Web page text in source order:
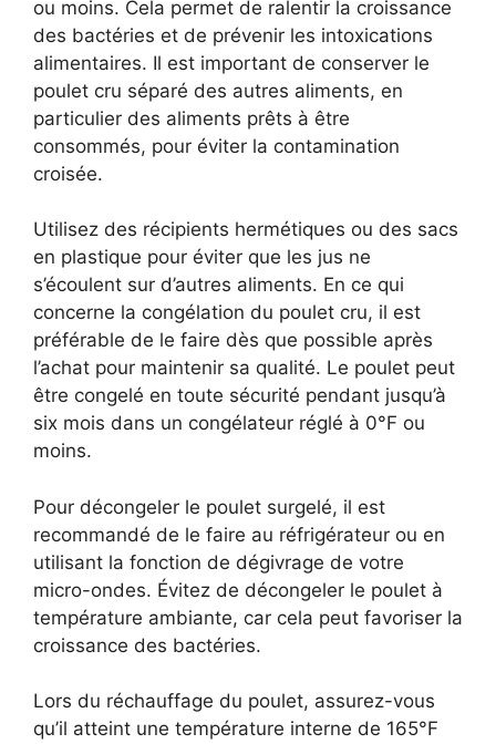
ou moins. Cela permet de ralentir la croissance
des bactéries et de prévenir les intoxications
alimentaires. Il est important de conserver le
poulet cru séparé des autres aliments, en
particulier des aliments prêts à être
consommés, pour éviter la contamination
croisée.
Utilisez des récipients hermétiques ou des sacs
en plastique pour éviter que les jus ne
s’écoulent sur d’autres aliments. En ce qui
concerne la congélation du poulet cru, il est
préférable de le faire dès que possible après
l’achat pour maintenir sa qualité. Le poulet peut
être congelé en toute sécurité pendant jusqu’à
six mois dans un congélateur réglé à 0°F ou
moins.
Pour décongeler le poulet surgelé, il est
recommandé de le faire au réfrigérateur ou en
utilisant la fonction de dégivrage de votre
micro-ondes. Évitez de décongeler le poulet à
température ambiante, car cela peut favoriser la
croissance des bactéries.
Lors du réchauffage du poulet, assurez-vous
qu’il atteint une température interne de 165°F